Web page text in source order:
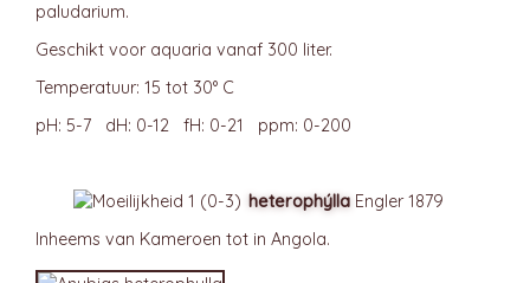
paludarium.
Geschikt voor aquaria vanaf 300 liter.
Temperatuur: 15 tot 30° C
pH: 5-7 dH: 0-12 fH: 0-21 ppm: 0-200
heterophýlla Engler 1879
Inheems van Kameroen tot in Angola.